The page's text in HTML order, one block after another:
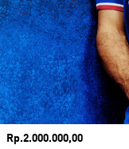
Harga
Rp.2.000.000,00